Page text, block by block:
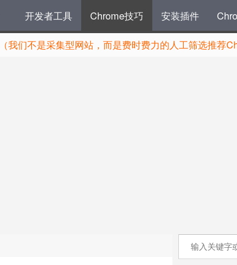
开发者工具 Chrome技巧 安装插件
（我们不是采集型网站，而是费时费力的人工筛选推荐